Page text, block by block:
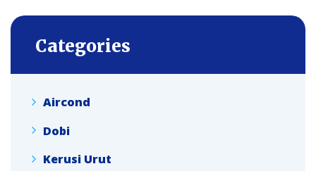
Categories
Aircond
Dobi
Kerusi Urut